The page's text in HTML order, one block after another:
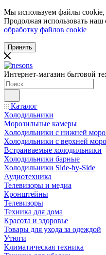
Мы используем файлы cookie,
Продолжая использовать наш
обработку файлов cookie
Принять
Интернет-магазин бытовой
Каталог
Холодильники
Морозильные камеры
Холодильники с нижней
Холодильники с верхней
Встраиваемые холодильники
Холодильники барные
Холодильники Side-by-Side
Аудиотехника
Телевизоры и медиа
Кронштейны
Телевизоры
Техника для дома
Красота и здоровье
Товары для ухода за одеждой
Утюги
Климатическая техника